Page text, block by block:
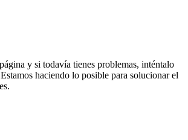
y si todavía tienes problemas, inténtalo
haciendo lo posible para solucionar el